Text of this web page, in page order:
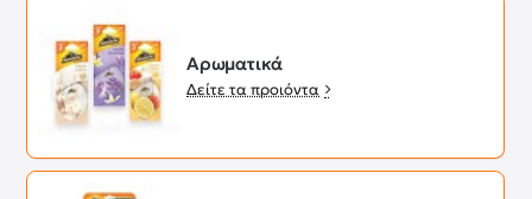
Aρωματικά
Δείτε τα προιόντα